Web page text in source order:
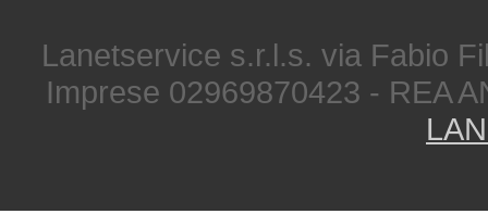
Lanetservice s.r.l.s. via Fabio
Imprese 02969870423 - REA